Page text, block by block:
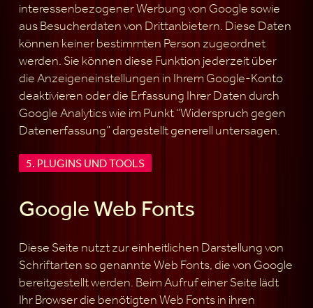
interessenbezogener Werbung von Google sowie
aus Besucherdaten von Drittanbietern. Diese Daten
können keiner bestimmten Person zugeordnet
werden. Sie können diese Funktion jederzeit über
die Anzeigeneinstellungen in Ihrem Google-Konto
deaktivieren oder die Erfassung Ihrer Daten durch
Google Analytics wie im Punkt “Widerspruch gegen
Datenerfassung” dargestellt generell untersagen.
5. PLUGINS UND TOOLS
Google Web Fonts
Diese Seite nutzt zur einheitlichen Darstellung von
Schriftarten so genannte Web Fonts, die von Google
bereitgestellt werden. Beim Aufruf einer Seite lädt
Ihr Browser die benötigten Web Fonts in ihren